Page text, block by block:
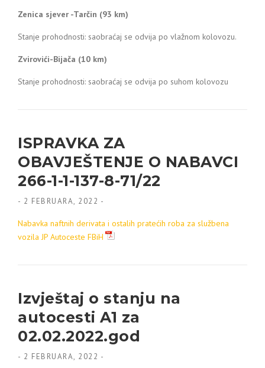
Zenica sjever -Tarčin (93 km)
Stanje prohodnosti: saobraćaj se odvija po vlažnom kolovozu.
Zvirovići-Bijača (10 km)
Stanje prohodnosti: saobraćaj se odvija po suhom kolovozu
ISPRAVKA ZA
OBAVJEŠTENJE O NABAVCI
266-1-1-137-8-71/22
- 2 FEBRUARA, 2022 -
Nabavka naftnih derivata i ostalih pratećih roba za službena
vozila JP Autoceste FBiH
Izvještaj o stanju na
autocesti A1 za
02.02.2022.god
- 2 FEBRUARA, 2022 -